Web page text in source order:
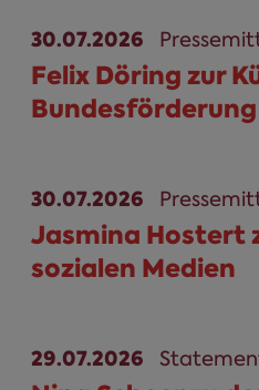
30.07.2026
Felix Döring zur
30.07.2026
Jasmina Hostert
sozialen Medien
29.07.2026